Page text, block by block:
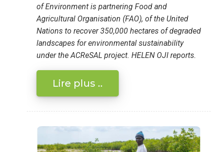
of Environment is partnering Food and
Agricultural Organisation (FAO), of the United
Nations to recover 350,000 hectares of degraded
landscapes for environmental sustainability
under the ACReSAL project. HELEN OJI reports.
Lire plus ..